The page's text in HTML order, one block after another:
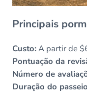
Principais
Custo:A partir de
Pontuação da
Número de
Duração do